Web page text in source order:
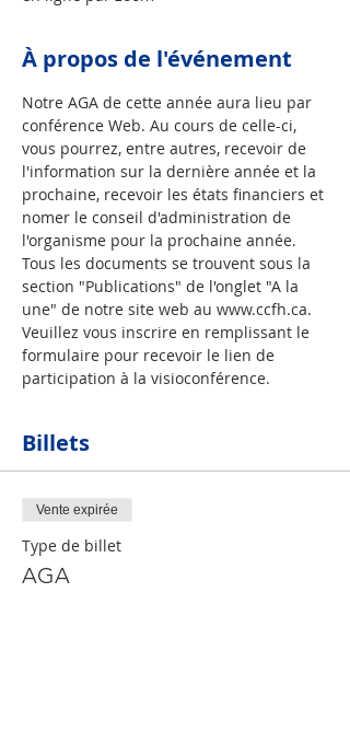
À propos de l'événement
Notre AGA de cette année aura lieu par
conférence Web. Au cours de celle-ci,
vous pourrez, entre autres, recevoir de
l'information sur la dernière année et la
prochaine, recevoir les états financiers et
nomer le conseil d'administration de
l'organisme pour la prochaine année.
Tous les documents se trouvent sous la
section "Publications" de l'onglet "A la
une" de notre site web au www.ccfh.ca.
Veuillez vous inscrire en remplissant le
formulaire pour recevoir le lien de
participation à la visioconférence.
Billets
Vente expirée
Type de billet
AGA